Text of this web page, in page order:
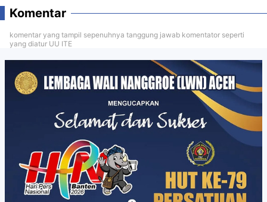
Komentar
komentar yang tampil sepenuhnya tanggung jawab komentator seperti
yang diatur UU ITE